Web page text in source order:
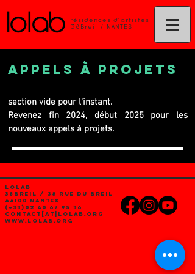
résidences d'artistes
38Breil / NANTES
APPELS à PROJETS
section vide pour l'instant.
Revenez fin 2024, début 2025 pour les
nouveaux appels à projets.
LOLAB
38Breil / 38 rue du Breil
44100 NANTES
(+33)02 40 67 95 36
contact[at]lolab.org
www.lolab.org